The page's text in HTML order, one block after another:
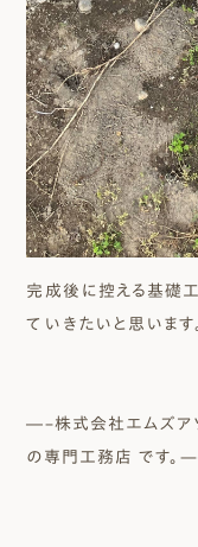
完成後に控える基礎
ていきたいと思います
―–株式会社エムズア
の専門工務店 です。